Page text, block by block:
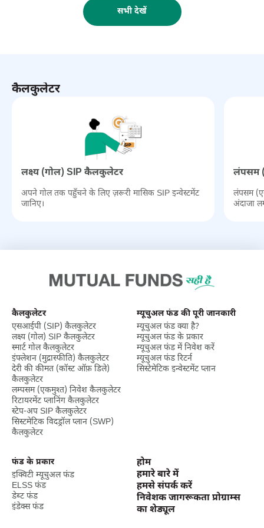
सभी देखें
कैलकुलेटर
लक्ष्‍य (गोल) SIP कैलकुलेटर
अपने गोल तक पहुँचने के लिए ज़रूरी मासिक SIP इन्वेस्टमेंट
जानिए।
लंपसम
लंपसम
अंदाजा
कैलकुलेटर
एसआईपी (SIP) कैलकुलेटर
लक्ष्‍य (गोल) SIP कैलकुलेटर
स्मार्ट गोल कैलकुलेटर
इंफ्लेशन (मुद्रास्फीति) कैलकुलेटर
देरी की कीमत (कॉस्ट ऑफ़ डिले)
कैलकुलेटर
लम्पसम (एकमुश्त) निवेश कैलकुलेटर
रिटायरमेंट प्लानिंग कैलकुलेटर
स्टेप-अप SIP कैलकुलेटर
सिस्टमेटिक विदड्रॉल प्लान (SWP)
कैलकुलेटर
म्यूचुअल फंड की पूरी जानकारी
म्यूचुअल फंड क्या है?
म्यूचुअल फंड के प्रकार
म्यूचुअल फंड में निवेश करें
म्यूचुअल फंड रिटर्न
सिस्टेमेटिक इन्वेस्टमेंट प्लान
फंड के प्रकार
इक्विटी म्यूचुअल फंड
ELSS फंड
डेब्ट फंड
इंडेक्स फंड
होम
हमारे बारे में
हमसे संपर्क करें
निवेशक जागरूकता प्रोग्राम्स
का शेड्यूल